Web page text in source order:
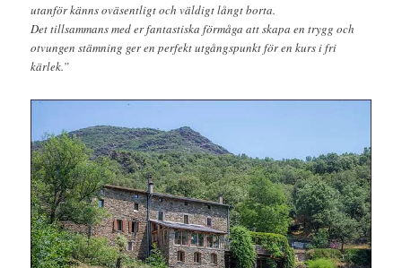
utanför känns oväsentligt och väldigt långt borta.
Det tillsammans med er fantastiska förmåga att skapa en trygg och
otvungen stämning ger en perfekt utgångspunkt för en kurs i fri
kärlek.”